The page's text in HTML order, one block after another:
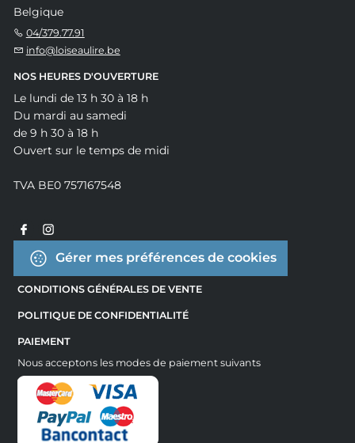
Belgique
04/379.77.91
info@loiseaulire.be
NOS HEURES D'OUVERTURE
Le lundi de 13 h 30 à 18 h
Du mardi au samedi
de 9 h 30 à 18 h
Ouvert sur le temps de midi
TVA BE0 757167548
Gérer mes préférences de cookies
CONDITIONS GÉNÉRALES DE VENTE
POLITIQUE DE CONFIDENTIALITÉ
PAIEMENT
Nous acceptons les modes de paiement suivants